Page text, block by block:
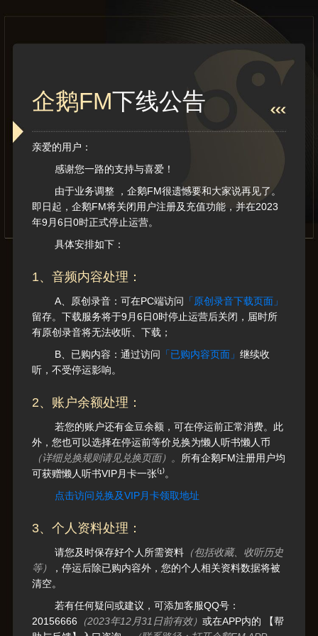
企鹅FM下线公告
亲爱的用户：
感谢您一路的支持与喜爱！
由于业务调整 ，企鹅FM很遗憾要和大家说再见了。
即日起，企鹅FM将关闭用户注册及充值功能，并在2023
年9月6日0时正式停止运营。
具体安排如下：
1、音频内容处理：
A、原创录音：可在PC端访问 「原创录音下载页面」
留存。下载服务将于9月6日0时停止运营后关闭，届时所
有原创录音将无法收听、下载；
B、已购内容：通过访问 「已购内容页面」继续收
听，不受停运影响。
2、账户余额处理：
若您的账户还有金豆余额，可在停运前正常消费。此
外，您也可以选择在停运前等价兑换为懒人听书懒人币
（详细兑换规则请见兑换页面）。 所有企鹅FM注册用户均
可获赠懒人听书VIP月卡一张⁽¹⁾。
点击访问兑换及VIP月卡领取地址
3、个人资料处理：
请您及时保存好个人所需资料 （包括收藏、收听历史
等）
，停运后除已购内容外，您的个人相关资料数据将被
清空。
若有任何疑问或建议，可添加客服QQ号：
20156666 （2023年12月31日前有效）或在APP内的 【帮